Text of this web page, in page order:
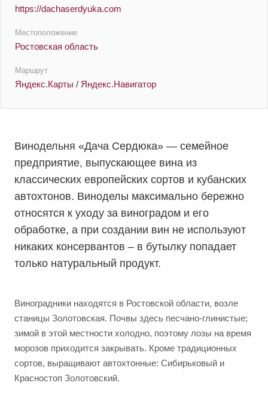
https://dachaserdyuka.com
Местоположение
Ростовская область
Маршрут
Яндекс.Карты / Яндекс.Навигатор
Винодельня «Дача Сердюка» — семейное
предприятие, выпускающее вина из
классических европейских сортов и кубанских
автохтонов. Виноделы максимально бережно
относятся к уходу за виноградом и его
обработке, а при создании вин не используют
никаких консервантов – в бутылку попадает
только натуральный продукт.
Виноградники находятся в Ростовской области, возле
станицы Золотовская. Почвы здесь песчано-глинистые;
зимой в этой местности холодно, поэтому лозы на время
морозов приходится закрывать. Кроме традиционных
сортов, выращивают автохтонные: Сибирьковый и
Красностоп Золотовский.